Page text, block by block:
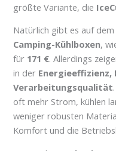
größte Variante, die
Natürlich gibt es auf
Camping-Kühlboxen,
für 171 €. Allerdings
in der Energieeffizienz,
Verarbeitungsqualität
oft mehr Strom, kühlen
weniger robusten
Komfort und die